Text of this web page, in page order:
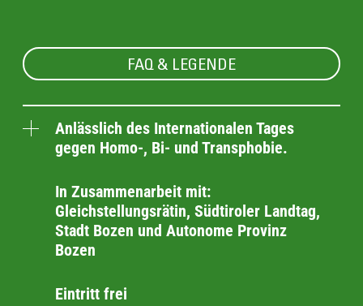
FAQ & LEGENDE
Anlässlich des Internationalen Tages
gegen Homo-, Bi- und Transphobie.
In Zusammenarbeit mit:
Gleichstellungsrätin, Südtiroler Landtag,
Stadt Bozen und Autonome Provinz
Bozen
Eintritt frei